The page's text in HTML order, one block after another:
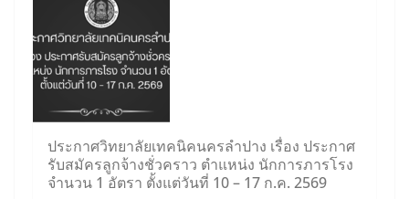
ประกาศวิทยาลัยเทคนิคนครลำปาง เรื่อง ประกาศ
รับสมัครลูกจ้างชั่วคราว ตำแหน่ง นักการภารโรง
จำนวน 1 อัตรา ตั้งแต่วันที่ 10 – 17 ก.ค. 2569